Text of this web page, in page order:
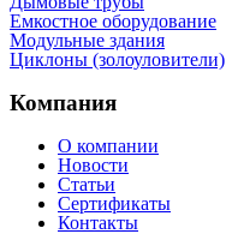
Емкостное оборудование
Mодульные здания
Циклоны (золоуловители)
Компания
О компании
Новости
Статьи
Сертификаты
Контакты